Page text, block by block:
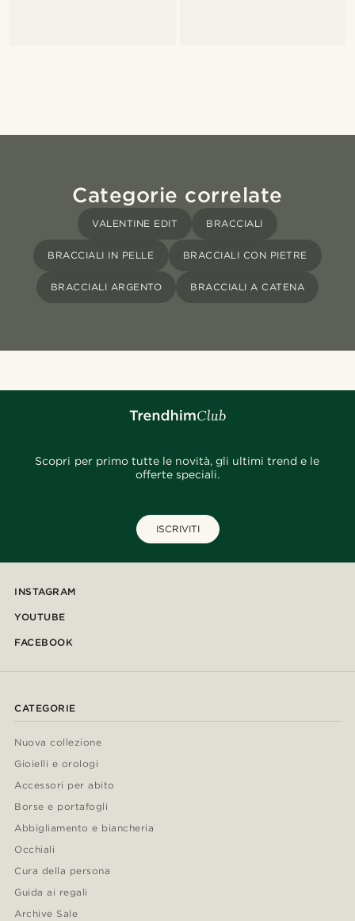
Categorie correlate
VALENTINE EDIT BRACCIALI
BRACCIALI IN PELLE BRACCIALI CON PIETRE
BRACCIALI ARGENTO BRACCIALI A CATENA
Scopri per primo tutte le novità, gli ultimi trend e le
offerte speciali.
ISCRIVITI
INSTAGRAM
YOUTUBE
FACEBOOK
CATEGORIE
Nuova collezione
Gioielli e orologi
Accessori per abito
Borse e portafogli
Abbigliamento e biancheria
Occhiali
Cura della persona
Guida ai regali
Archive Sale